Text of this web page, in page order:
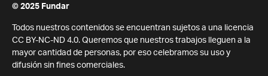
© 2025 Fundar
Todos nuestros contenidos se encuentran sujetos a una licencia
CC BY-NC-ND 4.0. Queremos que nuestros trabajos lleguen a la
mayor cantidad de personas, por eso celebramos su uso y
difusión sin fines comerciales.